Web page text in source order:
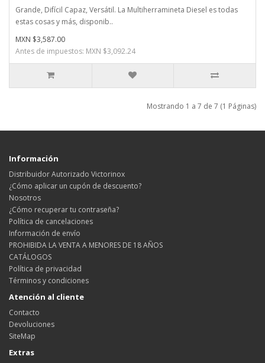
Grande, Difícil Capaz, Versátil. La Multiherramineta Diesel es todas
estas cosas y más, disponib..
MXN $3,587.00
Antes de impuestos: MXN $3,092.24
Mostrando 1 a 7 de 7 (1 Páginas)
Información
Distribuidor Autorizado Victorinox
¿Cómo aplicar un cupón de descuento?
Nosotros
¿Cómo recuperar tu contraseña?
Política de cancelaciones
Información de envío
PROHIBIDA LA VENTA A MENORES DE 18 AÑOS
CATÁLOGOS
Política de privacidad
Términos y condiciones
Atención al cliente
Contacto
Devoluciones
SiteMap
Extras